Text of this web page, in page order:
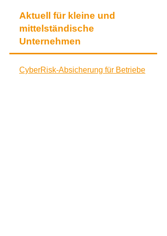
Aktuell für kleine und
mittelständische
Unternehmen
CyberRisk-Absicherung für Betriebe